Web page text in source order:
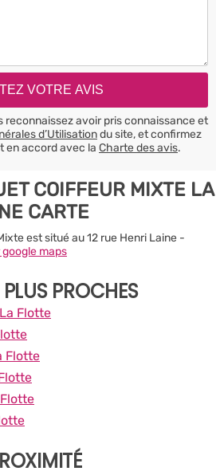
reconnaissez avoir pris connaissance et
d’Utilisationdu site, et confirmez
en accord avec la Charte des avis.
COIFFEUR MIXTE LA
CARTE
est situé au 12 rue Henri Laine -
google maps
PROCHES
Flotte
Flotte